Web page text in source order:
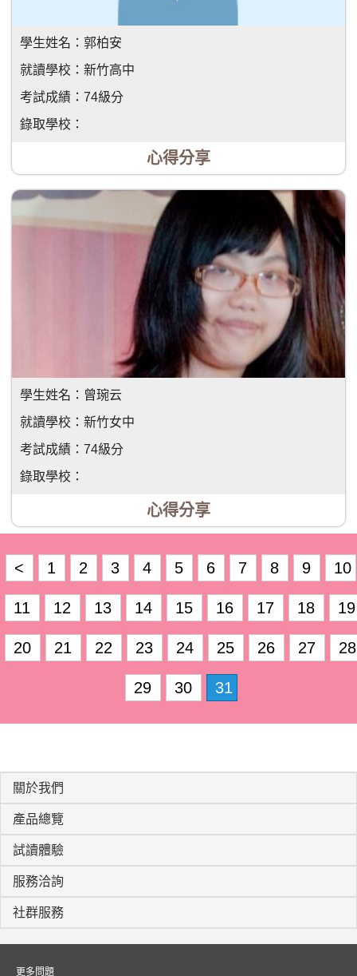
學生姓名： 郭柏安
就讀學校： 新竹高中
考試成績： 74級分
錄取學校：
心得分享
學生姓名： 曾琬云
就讀學校： 新竹女中
考試成績： 74級分
錄取學校：
心得分享
< 1 2 3 4 5 6 7 8 9 10
11 12 13 14 15 16 17 18 19
20 21 22 23 24 25 26 27 28
29 30 31
關於我們
產品總覽
試讀體驗
服務洽詢
社群服務
更多問題